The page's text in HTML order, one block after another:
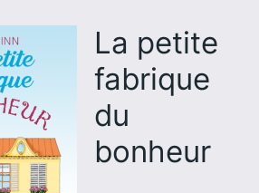
La petite
fabrique
du
bonheur